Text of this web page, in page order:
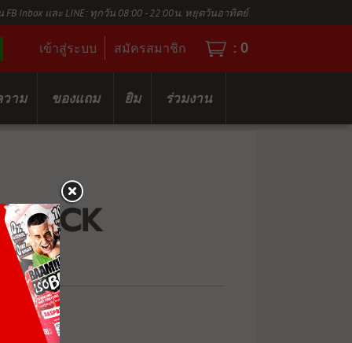
Inbox และ LINE: ทุกวัน 08:00 - 22:00น. หยุดวันอาทิตย์
เข้าสู่ระบบ สมัครสมาชิก : 0
าม ของแถม ยิม ร่วมงาน
RACK